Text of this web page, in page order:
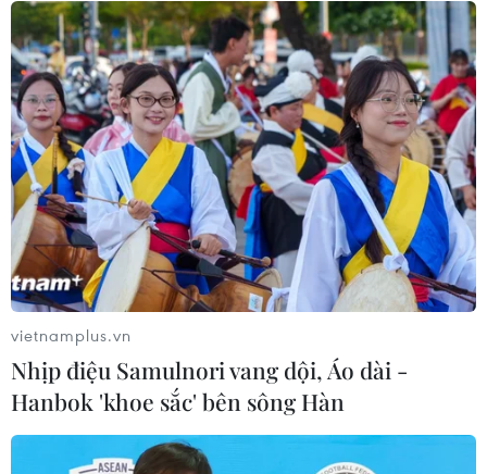
vietnamplus.vn
Nhịp điệu Samulnori vang dội, Áo dài -
Hanbok 'khoe sắc' bên sông Hàn